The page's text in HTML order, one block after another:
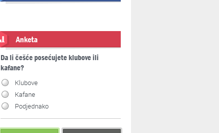
Anketa
Da li češće posećujete klubove ili
kafane?
Klubove
Kafane
Podjednako